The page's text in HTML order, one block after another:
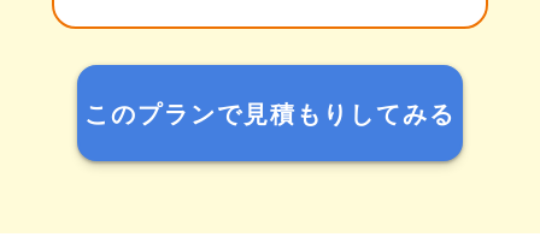
このプランで見積もりしてみる